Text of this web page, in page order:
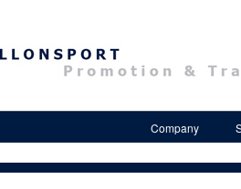
Company